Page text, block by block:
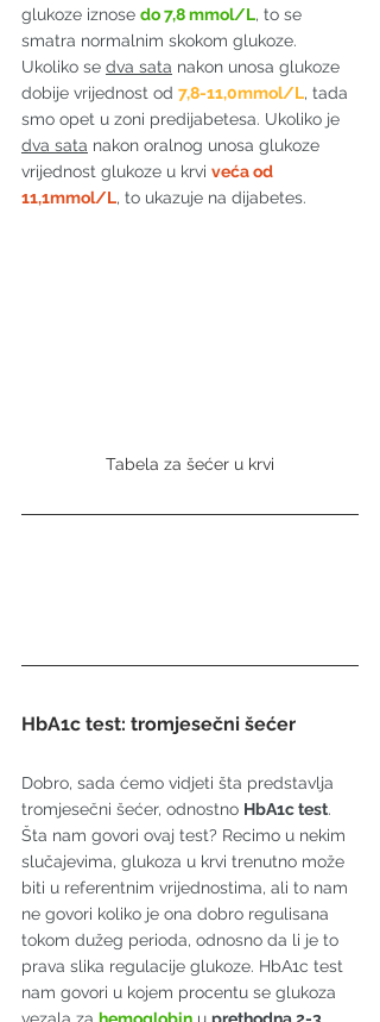
glukoze iznose do 7,8 mmol/L, to se
smatra normalnim skokom glukoze.
Ukoliko se dva sata nakon unosa glukoze
dobije vrijednost od 7,8-11,0mmol/L, tada
smo opet u zoni predijabetesa. Ukoliko je
dva sata nakon oralnog unosa glukoze
vrijednost glukoze u krvi veća od
11,1mmol/L, to ukazuje na dijabetes.
Tabela za šećer u krvi
HbA1c test: tromjesečni šećer
Dobro, sada ćemo vidjeti šta predstavlja
tromjesečni šećer, odnostno HbA1c test.
Šta nam govori ovaj test? Recimo u nekim
slučajevima, glukoza u krvi trenutno može
biti u referentnim vrijednostima, ali to nam
ne govori koliko je ona dobro regulisana
tokom dužeg perioda, odnosno da li je to
prava slika regulacije glukoze. HbA1c test
nam govori u kojem procentu se glukoza